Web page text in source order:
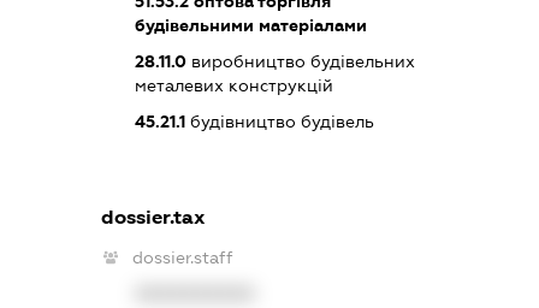
будівельними матеріалами
28.11.0 виробництво будівельних
металевих конструкцій
45.21.1 будівництво будівель
dossier.tax
dossier.staff